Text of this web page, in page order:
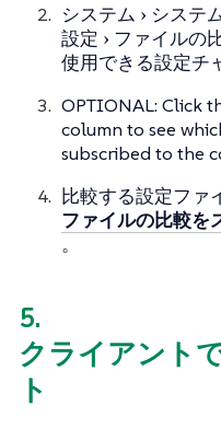
システム
システ
設定
ファイルの
使用できる設定チ
OPTIONAL: Click
column to see
subscribed to the
比較する設定ファ
ファイルの比較を
。
5.
クライアント
ト